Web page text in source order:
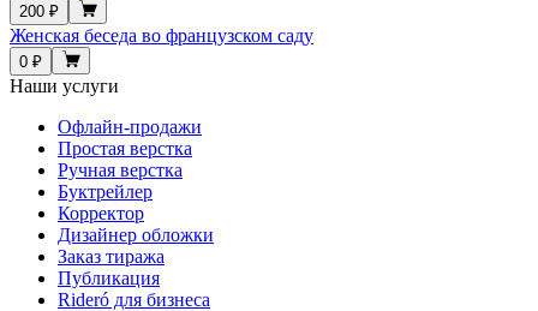
200 ₽
Женская беседа во французском саду
0 ₽
Наши услуги
Офлайн-продажи
Простая верстка
Ручная верстка
Буктрейлер
Корректор
Дизайнер обложки
Заказ тиража
Публикация
Rideró для бизнеса